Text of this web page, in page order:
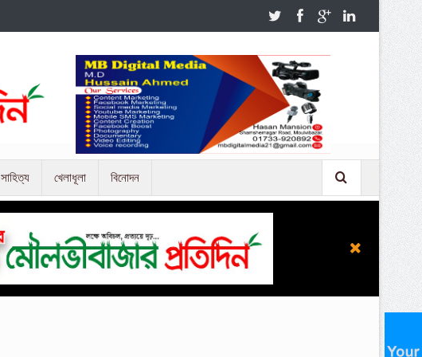
সাহিত্য খেলাধূলা বিনোদন